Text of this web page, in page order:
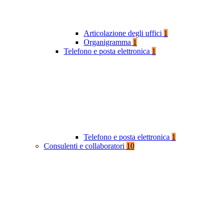
Articolazione degli uffici 1
Organigramma 1
Telefono e posta elettronica 1
Telefono e posta elettronica 1
Consulenti e collaboratori 10